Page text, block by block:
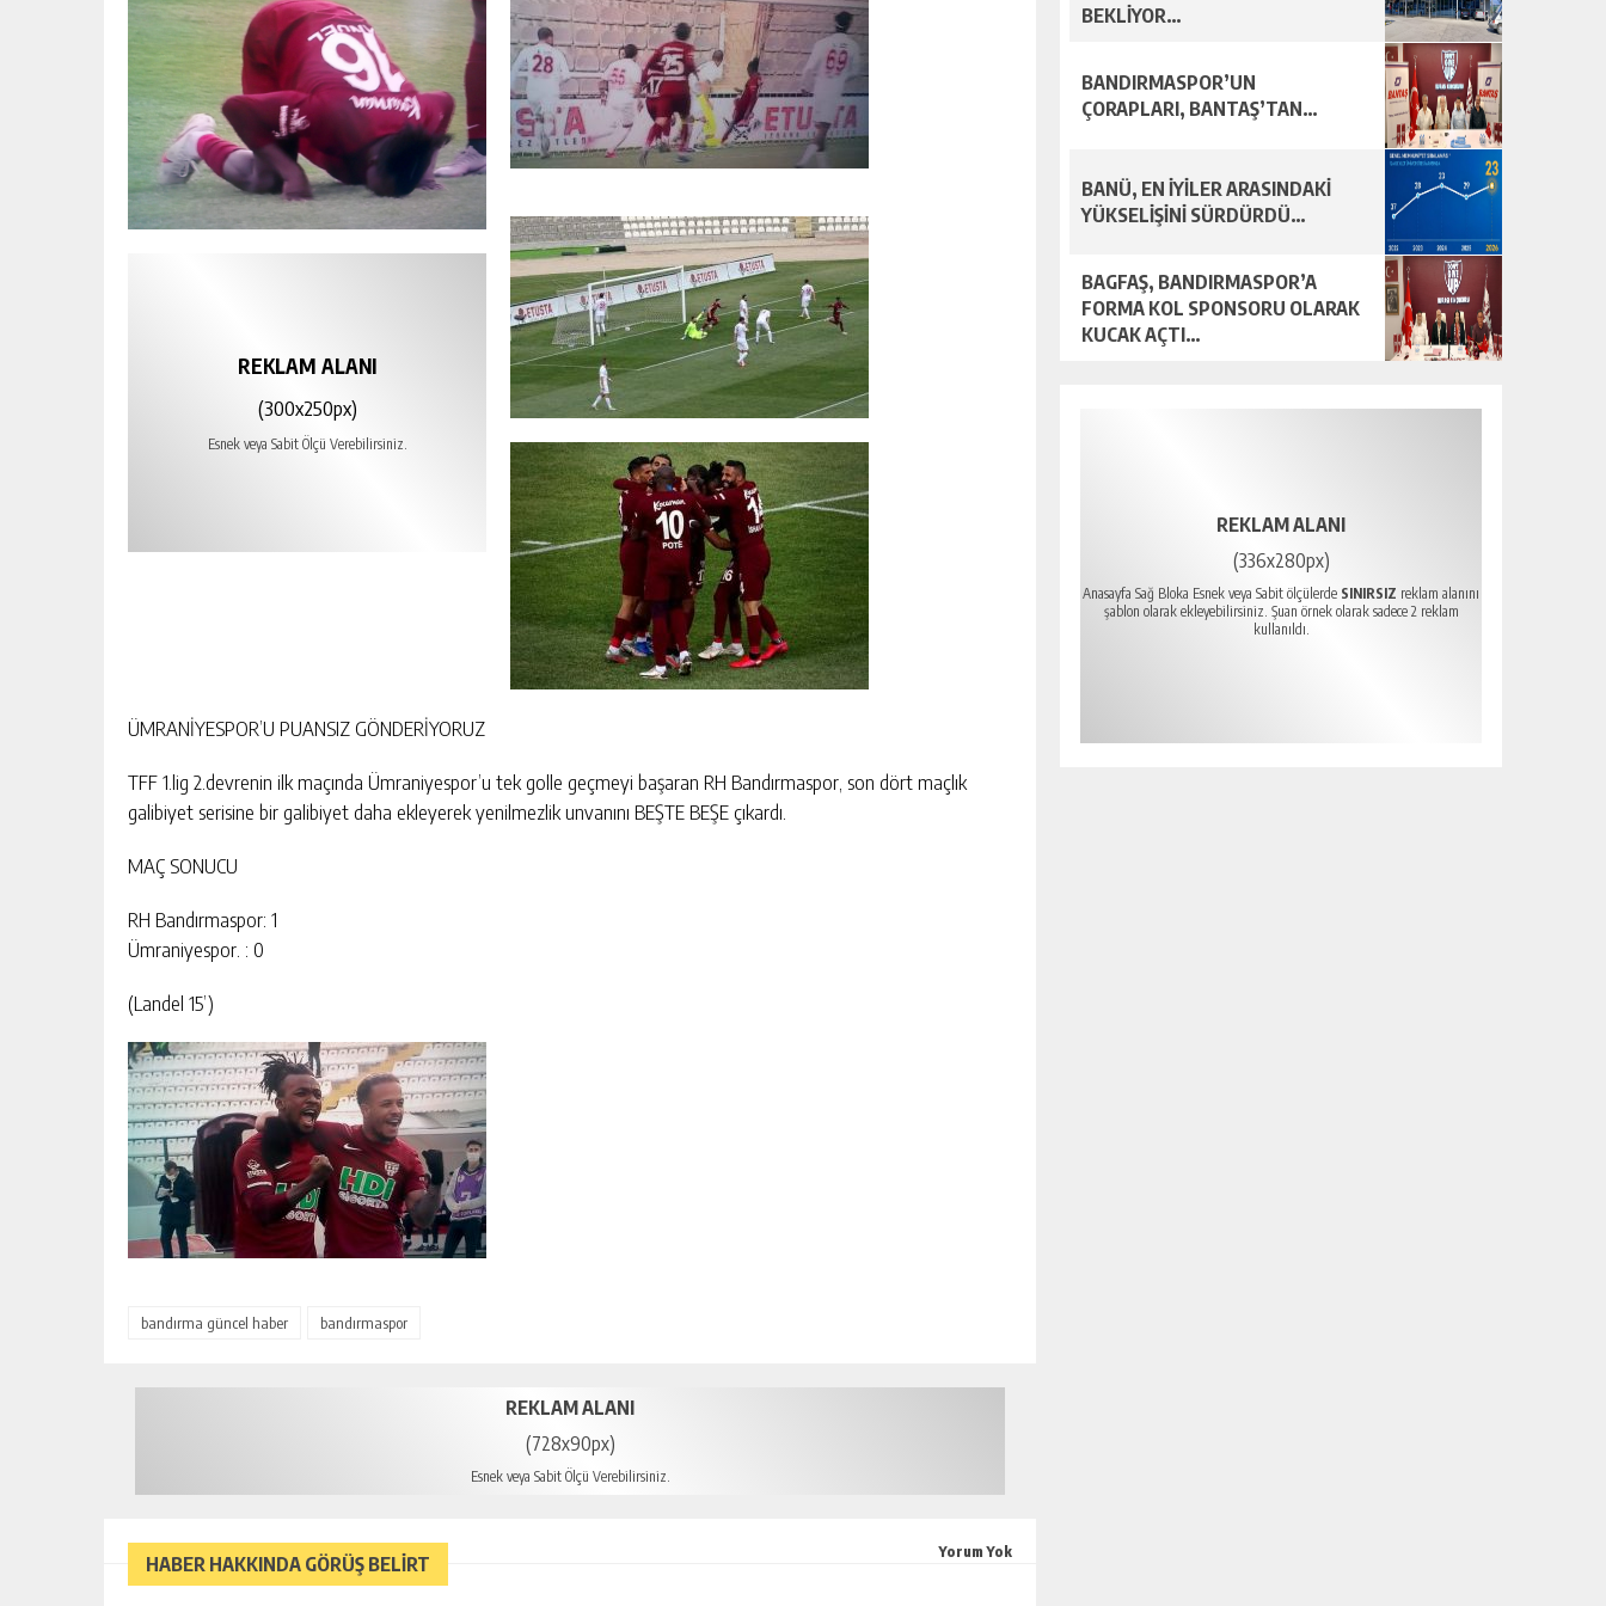
REKLAM ALANI
(300x250px)
Esnek veya Sabit Ölçü Verebilirsiniz.
ÜMRANİYESPOR’U PUANSIZ GÖNDERİYORUZ
TFF 1.lig 2.devrenin ilk maçında Ümraniyespor’u tek golle geçmeyi başaran RH Bandırmaspor, son dört maçlık
galibiyet serisine bir galibiyet daha ekleyerek yenilmezlik unvanını BEŞTE BEŞE çıkardı.
MAÇ SONUCU
RH Bandırmaspor: 1
Ümraniyespor. : 0
(Landel 15’)
bandırma güncel haber bandırmaspor
REKLAM ALANI
(728x90px)
Esnek veya Sabit Ölçü Verebilirsiniz.
HABER HAKKINDA GÖRÜŞ BELİRT
Yorum Yok
BEKLİYOR…
BANDIRMASPOR’UN
ÇORAPLARI, BANTAŞ’TAN…
BANÜ, EN İYİLER ARASINDAKİ
YÜKSELİŞİNİ SÜRDÜRDÜ…
BAGFAŞ, BANDIRMASPOR’A
FORMA KOL SPONSORU OLARAK
KUCAK AÇTI…
REKLAM ALANI
(336x280px)
Anasayfa Sağ Bloka Esnek veya Sabit ölçülerde SINIRSIZ reklam alanını
şablon olarak ekleyebilirsiniz. Şuan örnek olarak sadece 2 reklam
kullanıldı.